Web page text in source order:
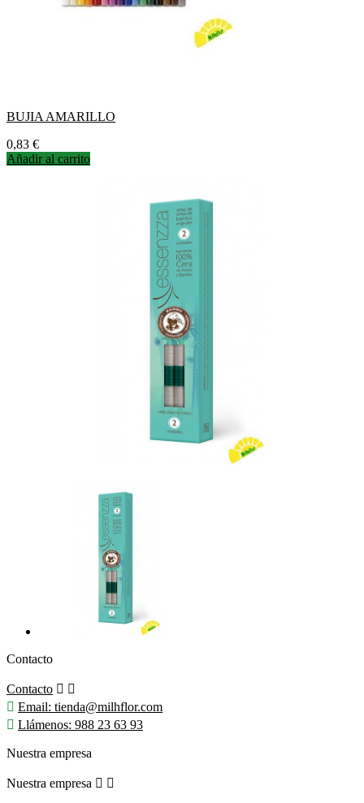
BUJIA AMARILLO
Precio
0,83 €
Añadir al carrito
Contacto
Contacto  
 Email: tienda@milhflor.com
 Llámenos: 988 23 63 93
Nuestra empresa
Nuestra empresa  